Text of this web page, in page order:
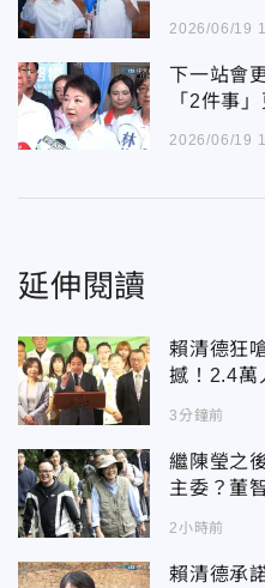
2026/06/19
下一站會
「2件事
2026/06/19
延伸閱讀
賴清德狂
撼！2.4萬
3分鐘前
繼陳瑩之
主委？董
2小時前
賴清德承